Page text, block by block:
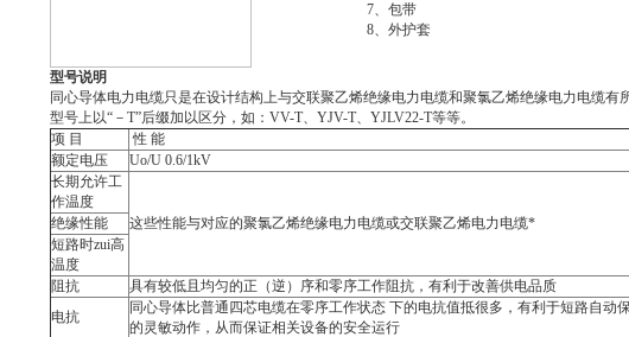
7、包带
8、外护套
型号说明
同心导体电力电缆只是在设计结构上与交联聚乙烯绝缘电力电缆和聚氯乙烯绝缘电力电缆有
型号上以“－T”后缀加以区分，如：VV-T、YJV-T、YJLV22-T等等。
项 目
性 能
额定电压
Uo/U 0.6/1kV
长期允许工
作温度
这些性能与对应的聚氯乙烯绝缘电力电缆或交联聚乙烯电力电缆*
绝缘性能
短路时zui高
温度
阻抗
具有较低且均匀的正（逆）序和零序工作阻抗，有利于改善供电品质
电抗
同心导体比普通四芯电缆在零序工作状态 下的电抗值抵很多，有利于短路自动保
的灵敏动作，从而保证相关设备的安全运行